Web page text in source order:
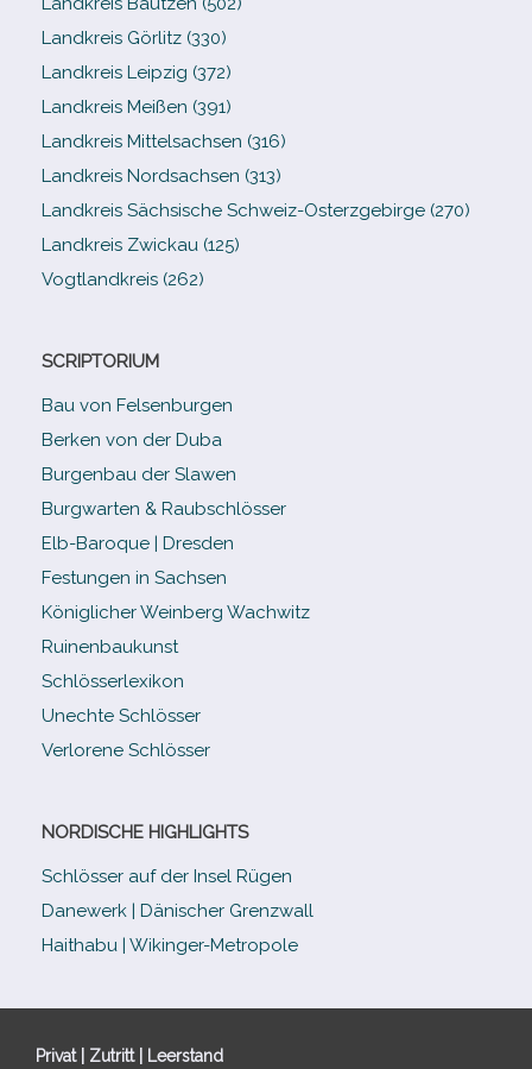
Landkreis Görlitz (330)
Landkreis Leipzig (372)
Landkreis Meißen (391)
Landkreis Mittelsachsen (316)
Landkreis Nordsachsen (313)
Landkreis Sächsische Schweiz-​Osterzgebirge (270)
Landkreis Zwickau (125)
Vogtlandkreis (262)
SCRIPTORIUM
Bau von Felsenburgen
Berken von der Duba
Burgenbau der Slawen
Burgwarten & Raubschlösser
Elb-​Baroque | Dresden
Festungen in Sachsen
Königlicher Weinberg Wachwitz
Ruinenbaukunst
Schlösserlexikon
Unechte Schlösser
Verlorene Schlösser
NORDISCHE HIGHLIGHTS
Schlösser auf der Insel Rügen
Danewerk | Dänischer Grenzwall
Haithabu | Wikinger-Metropole
Privat | Zutritt | Leerstand